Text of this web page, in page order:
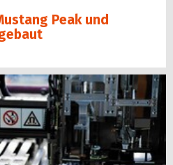
Peak und